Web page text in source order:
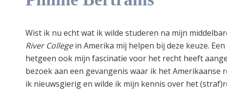
Wist ik nu echt wat ik wilde studeren na mijn
River Collegein Amerika mij helpen bij deze keuze.
hetgeen ook mijn fascinatie voor het recht heeft
bezoek aan een gevangenis waar ik het
ik nieuwsgierig en wilde ik mijn kennis over het